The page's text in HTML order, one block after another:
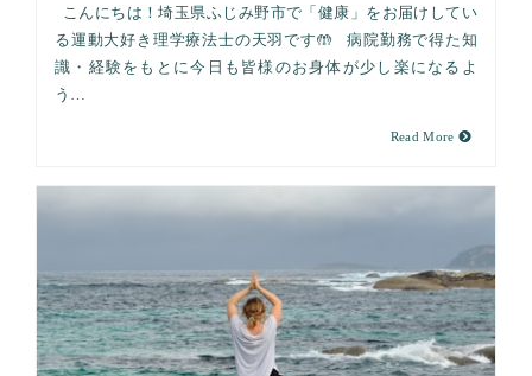
こんにちは！埼玉県ふじみ野市で「健康」をお届けしてい
る運動大好き理学療法士の天羽です🤲 病院勤務で得た知
識・経験をもとに今日も皆様のお身体が少し楽になるよ
う…
Read More